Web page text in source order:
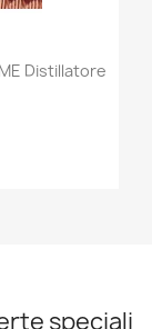
Distillatore
speciali